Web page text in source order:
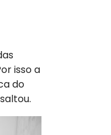
isso a
do